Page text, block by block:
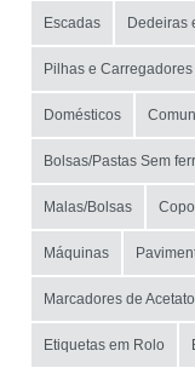
Escadas Dedeiras
Pilhas e Carregadores
Domésticos
Bolsas/Pastas Sem
Malas/Bolsas
Máquinas
Marcadores de Acetato
Etiquetas em Rolo